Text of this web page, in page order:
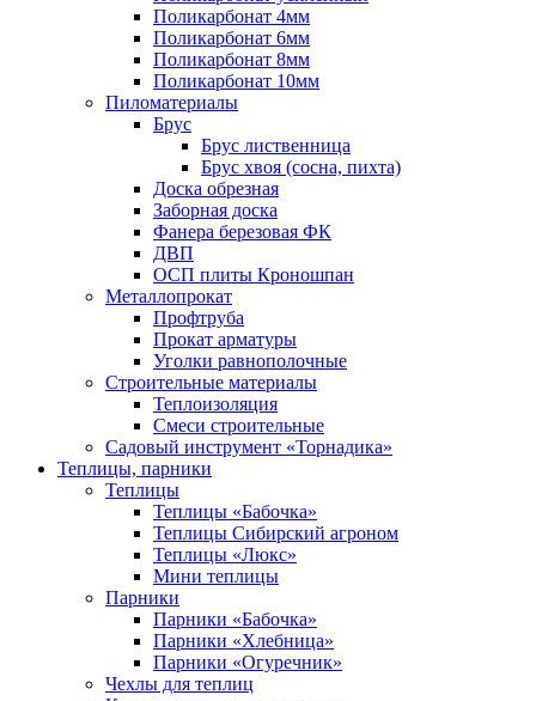
Поликарбонат 4мм
Поликарбонат 6мм
Поликарбонат 8мм
Поликарбонат 10мм
Пиломатериалы
Брус
Брус лиственница
Брус хвоя (сосна, пихта)
Доска обрезная
Заборная доска
Фанера березовая ФК
ДВП
ОСП плиты Кроношпан
Металлопрокат
Профтруба
Прокат арматуры
Уголки равнополочные
Строительные материалы
Теплоизоляция
Смеси строительные
Садовый инструмент «Торнадика»
Теплицы, парники
Теплицы
Теплицы «Бабочка»
Теплицы Сибирский агроном
Теплицы «Люкс»
Мини теплицы
Парники
Парники «Бабочка»
Парники «Хлебница»
Парники «Огуречник»
Чехлы для теплиц